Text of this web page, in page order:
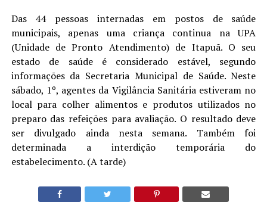
Das 44 pessoas internadas em postos de saúde
municipais, apenas uma criança continua na UPA
(Unidade de Pronto Atendimento) de Itapuã. O seu
estado de saúde é considerado estável, segundo
informações da Secretaria Municipal de Saúde. Neste
sábado, 1º, agentes da Vigilância Sanitária estiveram no
local para colher alimentos e produtos utilizados no
preparo das refeições para avaliação. O resultado deve
ser divulgado ainda nesta semana. Também foi
determinada a interdição temporária do
estabelecimento. (A tarde)